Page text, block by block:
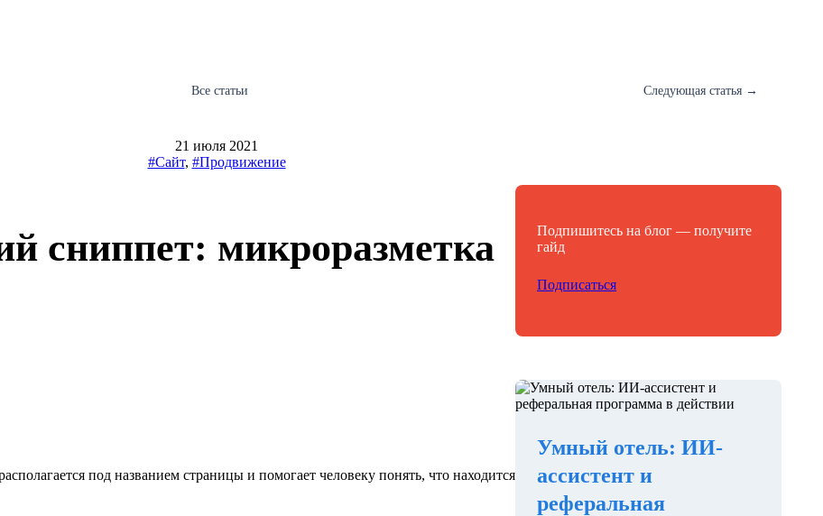
Все статьи Следующая статья →
21 июля 2021
#Сайт, #Продвижение
сниппет: микроразметка
под названием страницы и помогает человеку понять, что находится
Подпишитесь на блог — получите
гайд
Подписаться
Умный отель: ИИ-
ассистент и
реферальная